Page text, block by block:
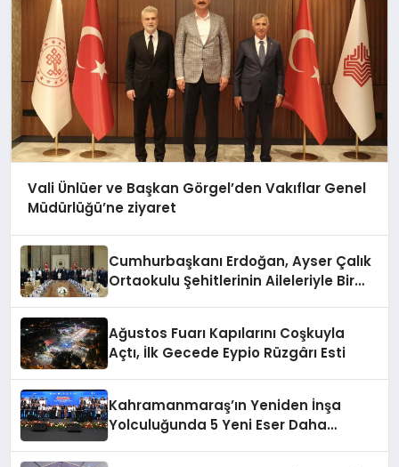
Vali Ünlüer ve Başkan Görgel’den Vakıflar Genel
Müdürlüğü’ne ziyaret
Cumhurbaşkanı Erdoğan, Ayser Çalık
Ortaokulu Şehitlerinin Aileleriyle Bir
Ağustos Fuarı Kapılarını Coşkuyla
Açtı, İlk Gecede Eypio Rüzgârı Esti
Kahramanmaraş’ın Yeniden İnşa
Yolculuğunda 5 Yeni Eser Daha